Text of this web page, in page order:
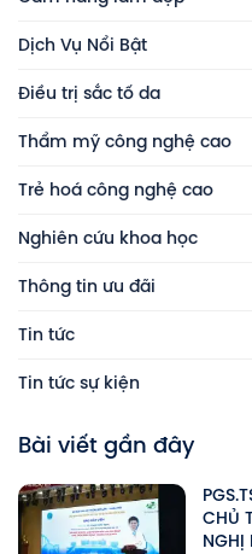
Dịch Vụ Nổi Bật
Điều trị sắc tố da
Thẩm mỹ công nghệ cao
Trẻ hoá công nghệ cao
Nghiên cứu khoa học
Thông tin ưu đãi
Tin tức
Tin tức sự kiện
Bài viết gần đây
CHỦ
NGHỊ